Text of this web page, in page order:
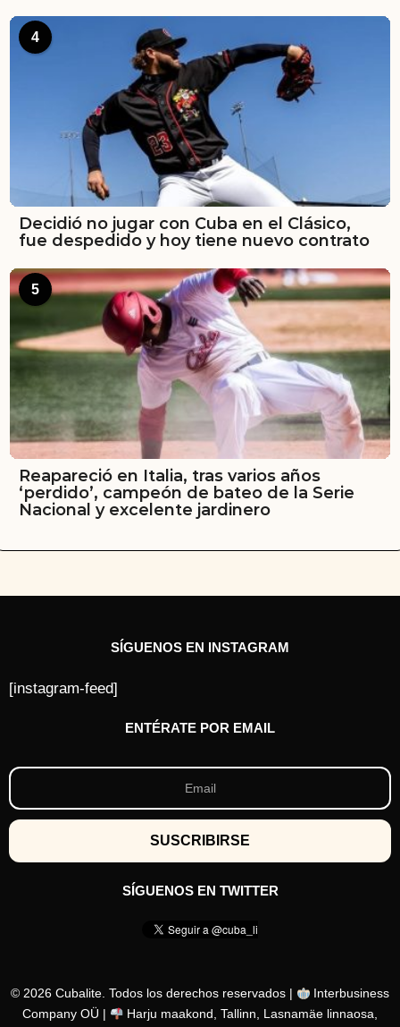
4
Decidió no jugar con Cuba en el Clásico,
fue despedido y hoy tiene nuevo contrato
5
Reapareció en Italia, tras varios años
‘perdido’, campeón de bateo de la Serie
Nacional y excelente jardinero
SÍGUENOS EN INSTAGRAM
[instagram-feed]
ENTÉRATE POR EMAIL
SÍGUENOS EN TWITTER
© 2026 Cubalite. Todos los derechos reservados |
Interbusiness
Company OÜ |
Harju maakond, Tallinn, Lasnamäe linnaosa,